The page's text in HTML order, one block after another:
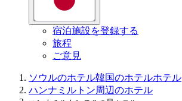
宿泊施設を登録する
旅程
ご意見
ソウルのホテル韓国のホテルホテル
ハンナミルトン周辺のホテル